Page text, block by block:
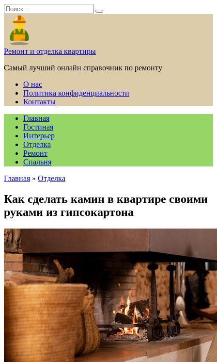
Перейти
к
содержанию
Search
for:
Ремонт и отделка квартиры
Самый лучший онлайн справочник по ремонту
О нас
Политика конфиденциальности
Контакты
Главная
Гостиная
Интерьер
Отделка
Ремонт
Спальня
Главная » Отделка
Как сделать камин в квартире своими
руками из гипсокартона